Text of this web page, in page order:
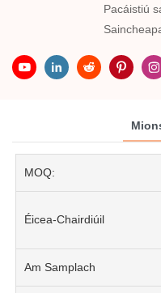
Pacáistiú
MOQ:
Éicea-Chairdiúil
Am Samplach